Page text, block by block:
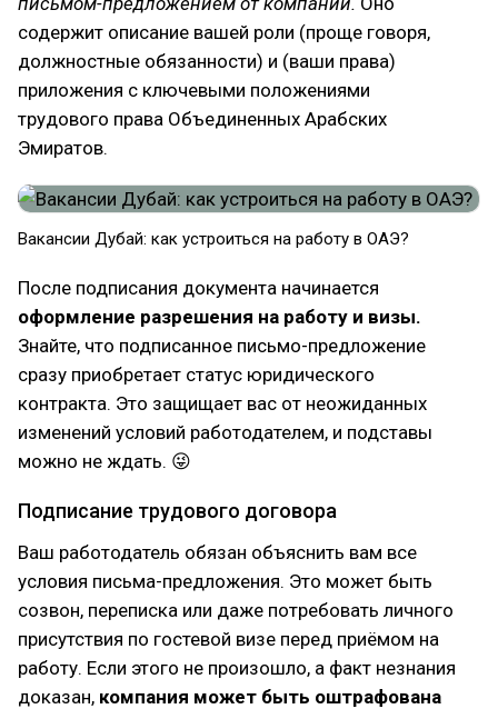
содержит описание вашей роли (проще говоря,
должностные обязанности) и (ваши права)
приложения с ключевыми положениями
трудового права Объединенных Арабских
Эмиратов.
Вакансии Дубай: как устроиться на работу в ОАЭ?
После подписания документа начинается
оформление разрешения на работу и визы.
Знайте, что подписанное письмо-предложение
сразу приобретает статус юридического
контракта. Это защищает вас от неожиданных
изменений условий работодателем, и подставы
можно не ждать. 😜
Подписание трудового договора
Ваш работодатель обязан объяснить вам все
условия письма-предложения. Это может быть
созвон, переписка или даже потребовать личного
присутствия по гостевой визе перед приёмом на
работу. Если этого не произошло, а факт незнания
доказан, компания может быть оштрафована